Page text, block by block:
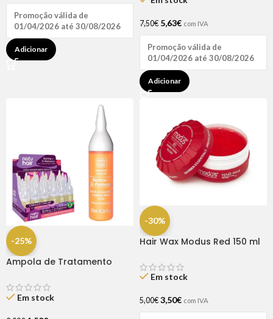
Promoção válida de
01/04/2026 até 30/08/2026
Adicionar
7,50€ 5,63€ com IVA
Promoção válida de
01/04/2026 até 30/08/2026
Adicionar
-25%
Ampola de Tratamento
Hair (1 UNIDADE)
Em stock
-30%
Hair Wax Modus Red 150 ml
Em stock
5,00€ 3,50€ com IVA